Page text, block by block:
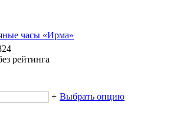
часы «Ирма»
рейтинга
+ Выбрать опцию